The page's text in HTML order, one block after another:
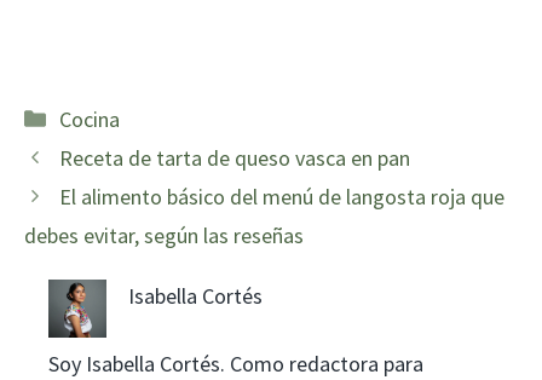
Categorías
Cocina
Receta de tarta de queso vasca en pan
El alimento básico del menú de langosta roja que
debes evitar, según las reseñas
Isabella Cortés
Soy Isabella Cortés. Como redactora para